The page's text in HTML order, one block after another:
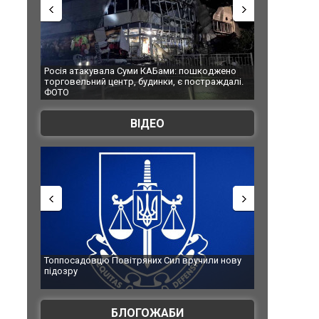
Росія атакувала Суми КАБами: пошкоджено
торговельний центр, будинки, є постраждалі.
ФОТО
ВІДЕО
Топпосадовцю Повітряних Сил вручили нову
підозру
БЛОГОЖАБИ